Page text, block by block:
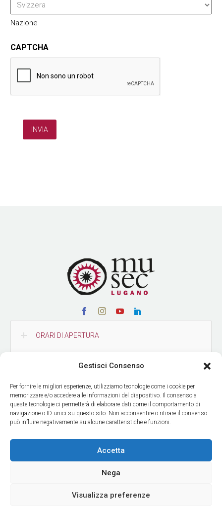
Gestisci Consenso
Per fornire le migliori esperienze, utilizziamo tecnologie come i cookie per
memorizzare e/o accedere alle informazioni del dispositivo. Il consenso a
queste tecnologie ci permetterà di elaborare dati come il comportamento di
navigazione o ID unici su questo sito. Non acconsentire o ritirare il consenso
può influire negativamente su alcune caratteristiche e funzioni.
Accetta
Nega
Visualizza preferenze
Nazione
CAPTCHA
ORARI DI APERTURA
COME RAGGIUNGERCI